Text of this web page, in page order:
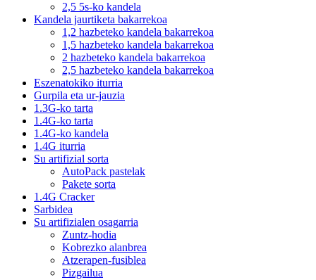
2,5 5s-ko kandela
Kandela jaurtiketa bakarrekoa
1,2 hazbeteko kandela bakarrekoa
1,5 hazbeteko kandela bakarrekoa
2 hazbeteko kandela bakarrekoa
2,5 hazbeteko kandela bakarrekoa
Eszenatokiko iturria
Gurpila eta ur-jauzia
1.3G-ko tarta
1.4G-ko tarta
1.4G-ko kandela
1.4G iturria
Su artifizial sorta
AutoPack pastelak
Pakete sorta
1.4G Cracker
Sarbidea
Su artifizialen osagarria
Zuntz-hodia
Kobrezko alanbrea
Atzerapen-fusiblea
Pizgailua